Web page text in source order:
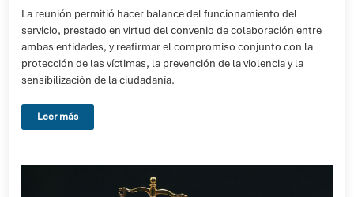
La reunión permitió hacer balance del funcionamiento del
servicio, prestado en virtud del convenio de colaboración entre
ambas entidades, y reafirmar el compromiso conjunto con la
protección de las víctimas, la prevención de la violencia y la
sensibilización de la ciudadanía.
Leer más